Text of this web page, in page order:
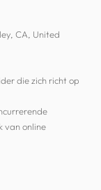
CA, United
die zich richt op
van online